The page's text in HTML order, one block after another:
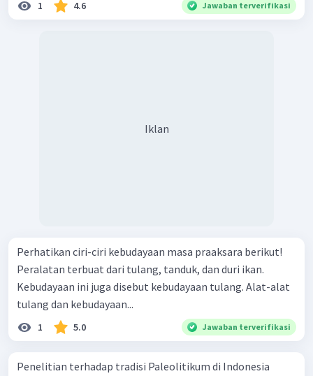
1 4.6 Jawaban terverifikasi
Iklan
Perhatikan ciri-ciri kebudayaan masa praaksara berikut!
Peralatan terbuat dari tulang, tanduk, dan duri ikan.
Kebudayaan ini juga disebut kebudayaan tulang. Alat-alat
tulang dan kebudayaan...
1 5.0 Jawaban terverifikasi
Penelitian terhadap tradisi Paleolitikum di Indonesia